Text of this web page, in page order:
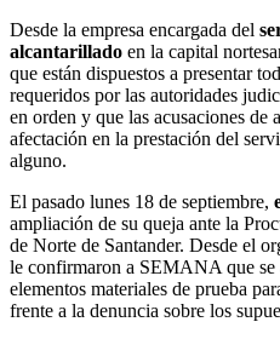
Desde la empresa encargada del
alcantarillado en la capital
que están dispuestos a presentar
requeridos por las autoridades
en orden y que las acusaciones de
afectación en la prestación del
alguno.
El pasado lunes 18 de septiembre,
ampliación de su queja ante la
de Norte de Santander. Desde el
le confirmaron a SEMANA que se
elementos materiales de prueba
frente a la denuncia sobre los